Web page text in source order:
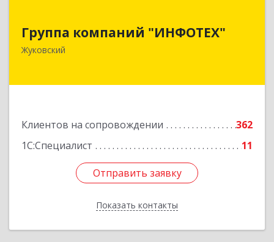
Группа компаний "ИНФОТЕХ"
Жуковский
Клиентов на сопровождении
362
1С:Специалист
11
Отправить заявку
Показать контакты
140180, Московская обл, Жуковский г, Чкалова
Подробнее
Отправить заявку
Назад